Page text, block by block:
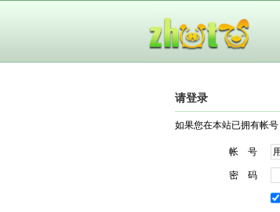
请登录
如果您在本站已拥有帐
帐 号
密 码